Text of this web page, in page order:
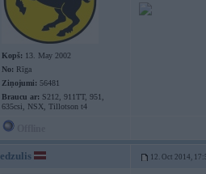
Kopš: 13. May 2002
No: Rīga
Ziņojumi: 56481
Braucu ar: S212, 911TT, 951,
635csi, NSX, Tillotson t4
edzulis 12. Oct 2014,